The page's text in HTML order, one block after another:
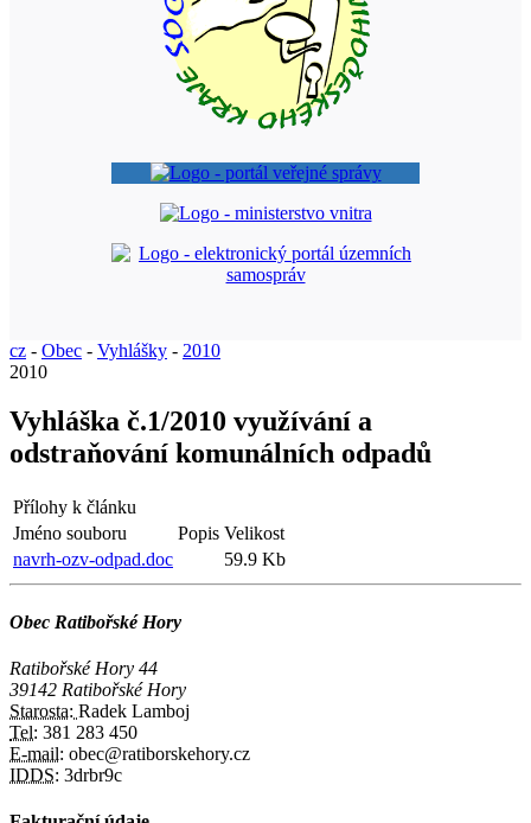
cz - Obec - Vyhlášky - 2010
2010
Vyhláška č.1/2010 využívání a
odstraňování komunálních odpadů
Přílohy k článku
Jméno souboru
Popis Velikost
navrh-ozv-odpad.doc
59.9 Kb
Obec Ratibořské Hory
Ratibořské Hory 44
39142 Ratibořské Hory
Starosta: Radek Lamboj
Tel: 381 283 450
E-mail: obec@ratiborskehory.cz
IDDS: 3drbr9c